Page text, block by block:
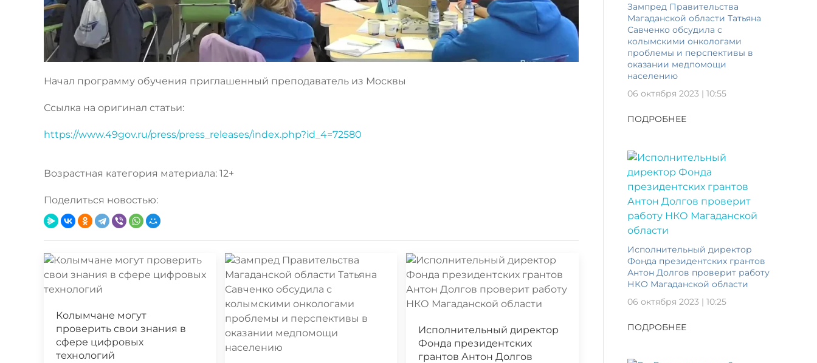
Начал программу обучения приглашенный преподаватель из Москвы
Ссылка на оригинал статьи:
https://www.49gov.ru/press/press_releases/index.php?id_4=72580
Возрастная категория материала: 12+
Поделиться новостью:
Колымчане могут
проверить свои знания в
сфере цифровых
технологий
Исполнительный директор
Фонда президентских
грантов Антон Долгов
Зампред Правительства
Магаданской области Татьяна
Савченко обсудила с
колымскими онкологами
проблемы и перспективы в
оказании медпомощи
населению
06 октября 2023 | 10:55
ПОДРОБНЕЕ
Исполнительный директор
Фонда президентских грантов
Антон Долгов проверит работу
НКО Магаданской области
06 октября 2023 | 10:25
ПОДРОБНЕЕ